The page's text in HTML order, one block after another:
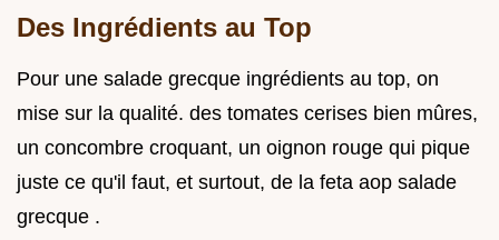
Des Ingrédients au Top
Pour une salade grecque ingrédients au top, on
mise sur la qualité. des tomates cerises bien mûres,
un concombre croquant, un oignon rouge qui pique
juste ce qu'il faut, et surtout, de la feta aop salade
grecque .